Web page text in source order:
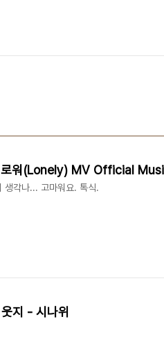
로워(Lonely) MV Official
생각나... 고마워요. 톡식.
지 - 시나위